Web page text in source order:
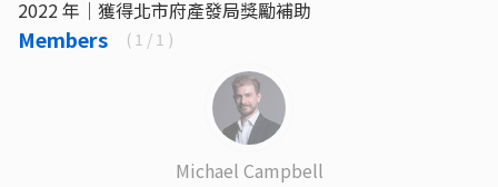
2022 年｜獲得北市府產發局獎勵補助
Members ( 1 / 1 )
Michael Campbell